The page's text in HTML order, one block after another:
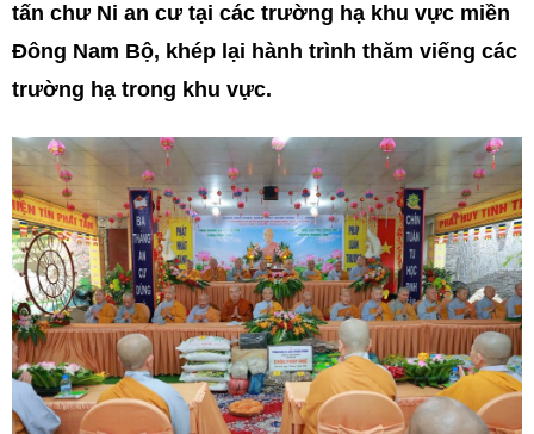
tấn chư Ni an cư tại các trường hạ khu vực miền
Đông Nam Bộ, khép lại hành trình thăm viếng các
trường hạ trong khu vực.